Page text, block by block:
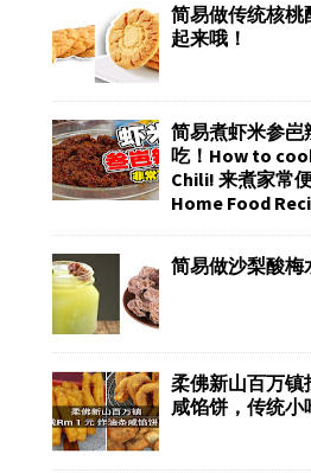
简易做传统核桃
起来哦！
简易煮虾米参岜
吃！How to
Chili! 来煮家常
Home Food
简易做沙梨酸梅
柔佛新山百万镇
咸馅饼，传统小